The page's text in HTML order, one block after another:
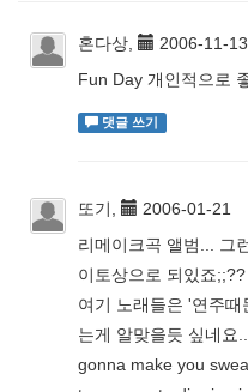
혼다상,
2006-11-13
Fun Day 개인적으로
댓글 쓰기
또기,
2006-01-21
리메이크곡 앨범... 그
이토상으로 되있죠;;??
여기 노래들은 '연주
는게 알맞을듯 싶네요..
gonna make you